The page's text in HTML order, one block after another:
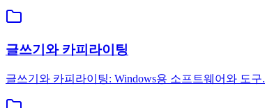
글쓰기와 카피라이팅
글쓰기와 카피라이팅: Windows용 소프트웨어와 도구.